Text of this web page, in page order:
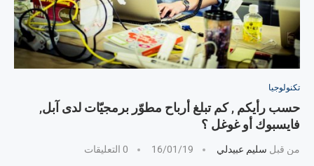
تكنولوجيا
حسب رأيكم , كم تبلغ أرباح مطوّر برمجيّات لدى آبل,
فايسبوك أو غوغل ؟
من قبل سليم عبيدلي 16/01/19 0 التعليقات